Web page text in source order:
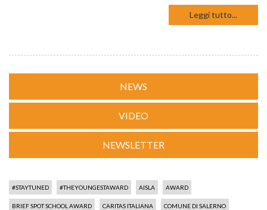
Leggi tutto...
NEWS
VIDEO
NEWSLETTER
#STAYTUNED #THEYOUNGESTAWARD AISLA AWARD
BRIEF SPOT SCHOOL AWARD CARITAS ITALIANA COMUNE DI SALERNO